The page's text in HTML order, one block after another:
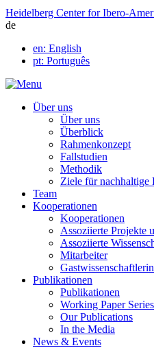
Skip
to
Heidelberg Center for Ibero-
de
en: English
pt: Português
Über uns
Über uns
Überblick
Rahmenkonzept
Fallstudien
Methodik
Ziele für
Team
Kooperationen
Kooperationen
Assoziierte Projekte
Assoziierte
Mitarbeiter
Publikationen
Publikationen
Working Paper Series
Our Publications
In the Media
News & Events